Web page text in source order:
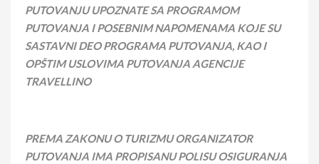
PUTOVANJU UPOZNATE SA PROGRAMOM
PUTOVANJA I POSEBNIM NAPOMENAMA KOJE SU
SASTAVNI DEO PROGRAMA PUTOVANJA, KAO I
OPŠTIM USLOVIMA PUTOVANJA AGENCIJE
TRAVELLINO
PREMA ZAKONU O TURIZMU ORGANIZATOR
PUTOVANJA IMA PROPISANU POLISU OSIGURANJA